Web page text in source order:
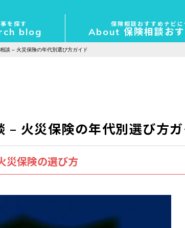
を探す
blog
保険相談おすすめナビに
About 保険相談お
談 – 火災保険の年代別選び方ガイド
– 火災保険の年代別選び方
災保険の選び方